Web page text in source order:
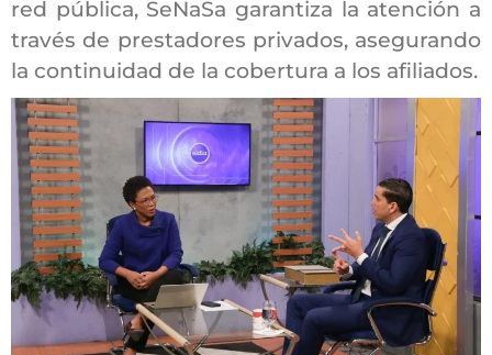
red pública, SeNaSa garantiza la atención a
través de prestadores privados, asegurando
la continuidad de la cobertura a los afiliados.